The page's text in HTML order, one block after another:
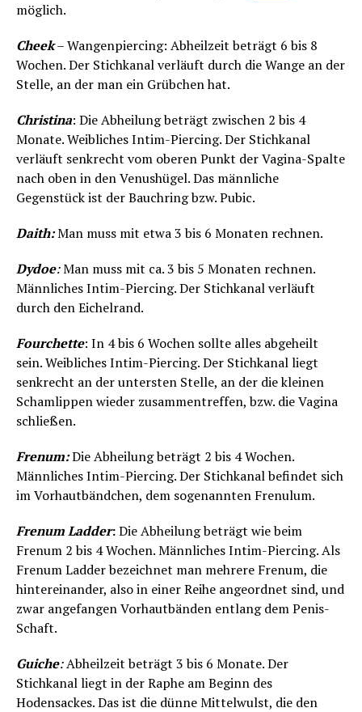
möglich.
Cheek– Wangenpiercing: Abheilzeit beträgt 6 bis 8
Wochen. Der Stichkanal verläuft durch die Wange an der
Stelle, an der man ein Grübchen hat.
Christina: Die Abheilung beträgt zwischen 2 bis 4
Monate. Weibliches Intim-Piercing. Der Stichkanal
verläuft senkrecht vom oberen Punkt der Vagina-Spalte
nach oben in den Venushügel. Das männliche
Gegenstück ist der Bauchring bzw. Pubic.
Daith:Man muss mit etwa 3 bis 6 Monaten rechnen.
Dydoe:Man muss mit ca. 3 bis 5 Monaten rechnen.
Männliches Intim-Piercing. Der Stichkanal verläuft
durch den Eichelrand.
Fourchette: In 4 bis 6 Wochen sollte alles abgeheilt
sein. Weibliches Intim-Piercing. Der Stichkanal liegt
senkrecht an der untersten Stelle, an der die kleinen
Schamlippen wieder zusammentreffen, bzw. die Vagina
schließen.
Frenum:Die Abheilung beträgt 2 bis 4 Wochen.
Männliches Intim-Piercing. Der Stichkanal befindet sich
im Vorhautbändchen, dem sogenannten Frenulum.
Frenum Ladder:Die Abheilung beträgt wie beim
Frenum 2 bis 4 Wochen. Männliches Intim-Piercing. Als
Frenum Ladder bezeichnet man mehrere Frenum, die
hintereinander, also in einer Reihe angeordnet sind, und
zwar angefangen Vorhautbänden entlang dem Penis-
Schaft.
Guiche:Abheilzeit beträgt 3 bis 6 Monate. Der
Stichkanal liegt in der Raphe am Beginn des
Hodensackes. Das ist die dünne Mittelwulst, die den